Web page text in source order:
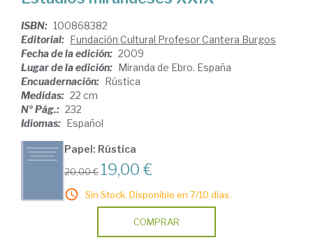
ISBN: 100868382
Editorial: Fundación Cultural Profesor Cantera Burgos
Fecha de la edición: 2009
Lugar de la edición: Miranda de Ebro. España
Encuadernación: Rústica
Medidas: 22 cm
Nº Pág.: 232
Idiomas: Español
Papel: Rústica
20,00 € 19,00 €
Sin Stock. Disponible en 7/10 días.
COMPRAR